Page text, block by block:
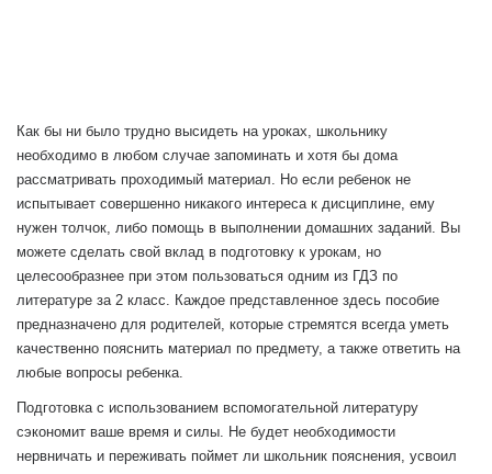
Как бы ни было трудно высидеть на уроках, школьнику
необходимо в любом случае запоминать и хотя бы дома
рассматривать проходимый материал. Но если ребенок не
испытывает совершенно никакого интереса к дисциплине, ему
нужен толчок, либо помощь в выполнении домашних заданий. Вы
можете сделать свой вклад в подготовку к урокам, но
целесообразнее при этом пользоваться одним из ГДЗ по
литературе за 2 класс. Каждое представленное здесь пособие
предназначено для родителей, которые стремятся всегда уметь
качественно пояснить материал по предмету, а также ответить на
любые вопросы ребенка.
Подготовка с использованием вспомогательной литературу
сэкономит ваше время и силы. Не будет необходимости
нервничать и переживать поймет ли школьник пояснения, усвоил